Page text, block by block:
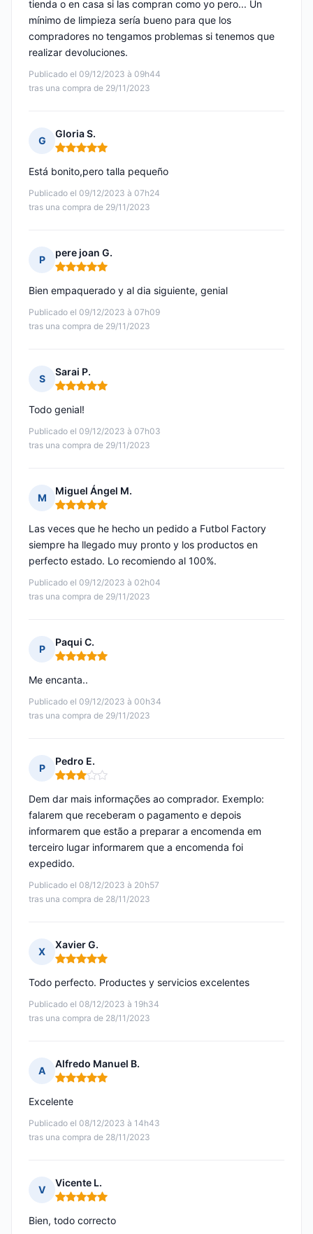
Publicado el 09/12/2023 à 09h44
tras una compra de 29/11/2023
tienda o en casa si las compran como yo pero... Un
mínimo de limpieza sería bueno para que los
compradores no tengamos problemas si tenemos que
realizar devoluciones.
G
Gloria S.
Nota: 5 de 5
Publicado el 09/12/2023 à 07h24
tras una compra de 29/11/2023
Está bonito,pero talla pequeño
P
pere joan G.
Nota: 5 de 5
Publicado el 09/12/2023 à 07h09
tras una compra de 29/11/2023
Bien empaquerado y al dia siguiente, genial
S
Sarai P.
Nota: 5 de 5
Publicado el 09/12/2023 à 07h03
tras una compra de 29/11/2023
Todo genial!
M
Miguel Ángel M.
Nota: 5 de 5
Publicado el 09/12/2023 à 02h04
tras una compra de 29/11/2023
Las veces que he hecho un pedido a Futbol Factory
siempre ha llegado muy pronto y los productos en
perfecto estado. Lo recomiendo al 100%.
P
Paqui C.
Nota: 5 de 5
Publicado el 09/12/2023 à 00h34
tras una compra de 29/11/2023
Me encanta..
P
Pedro E.
Nota: 3 de 5
Publicado el 08/12/2023 à 20h57
tras una compra de 28/11/2023
Dem dar mais informações ao comprador. Exemplo:
falarem que receberam o pagamento e depois
informarem que estão a preparar a encomenda em
terceiro lugar informarem que a encomenda foi
expedido.
X
Xavier G.
Nota: 5 de 5
Publicado el 08/12/2023 à 19h34
tras una compra de 28/11/2023
Todo perfecto. Productes y servicios excelentes
A
Alfredo Manuel B.
Nota: 5 de 5
Publicado el 08/12/2023 à 14h43
tras una compra de 28/11/2023
Excelente
V
Vicente L.
Nota: 5 de 5
Bien, todo correcto